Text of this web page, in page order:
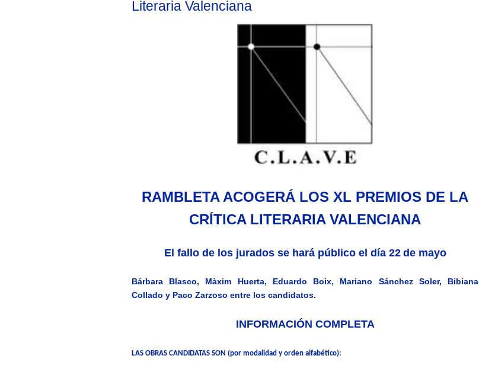
Literaria Valenciana
RAMBLETA ACOGERÁ LOS XL PREMIOS DE LA
CRÍTICA LITERARIA VALENCIANA
El fallo de los jurados se hará público el día 22 de mayo
Bárbara Blasco, Màxim Huerta, Eduardo Boix, Mariano Sánchez Soler, Bibiana
Collado y Paco Zarzoso entre los candidatos.
INFORMACIÓN COMPLETA
LAS OBRAS CANDIDATAS SON (por modalidad y orden alfabético):